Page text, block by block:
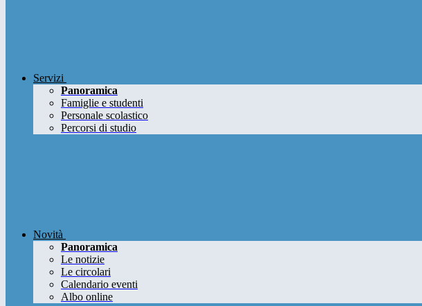
Servizi
Panoramica
Famiglie e studenti
Personale scolastico
Percorsi di studio
Novità
Panoramica
Le notizie
Le circolari
Calendario eventi
Albo online